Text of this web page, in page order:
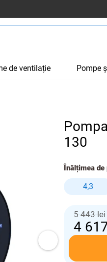
de ventilație Pompe
130
Înălțimea de
4,3
5 443 lei
4